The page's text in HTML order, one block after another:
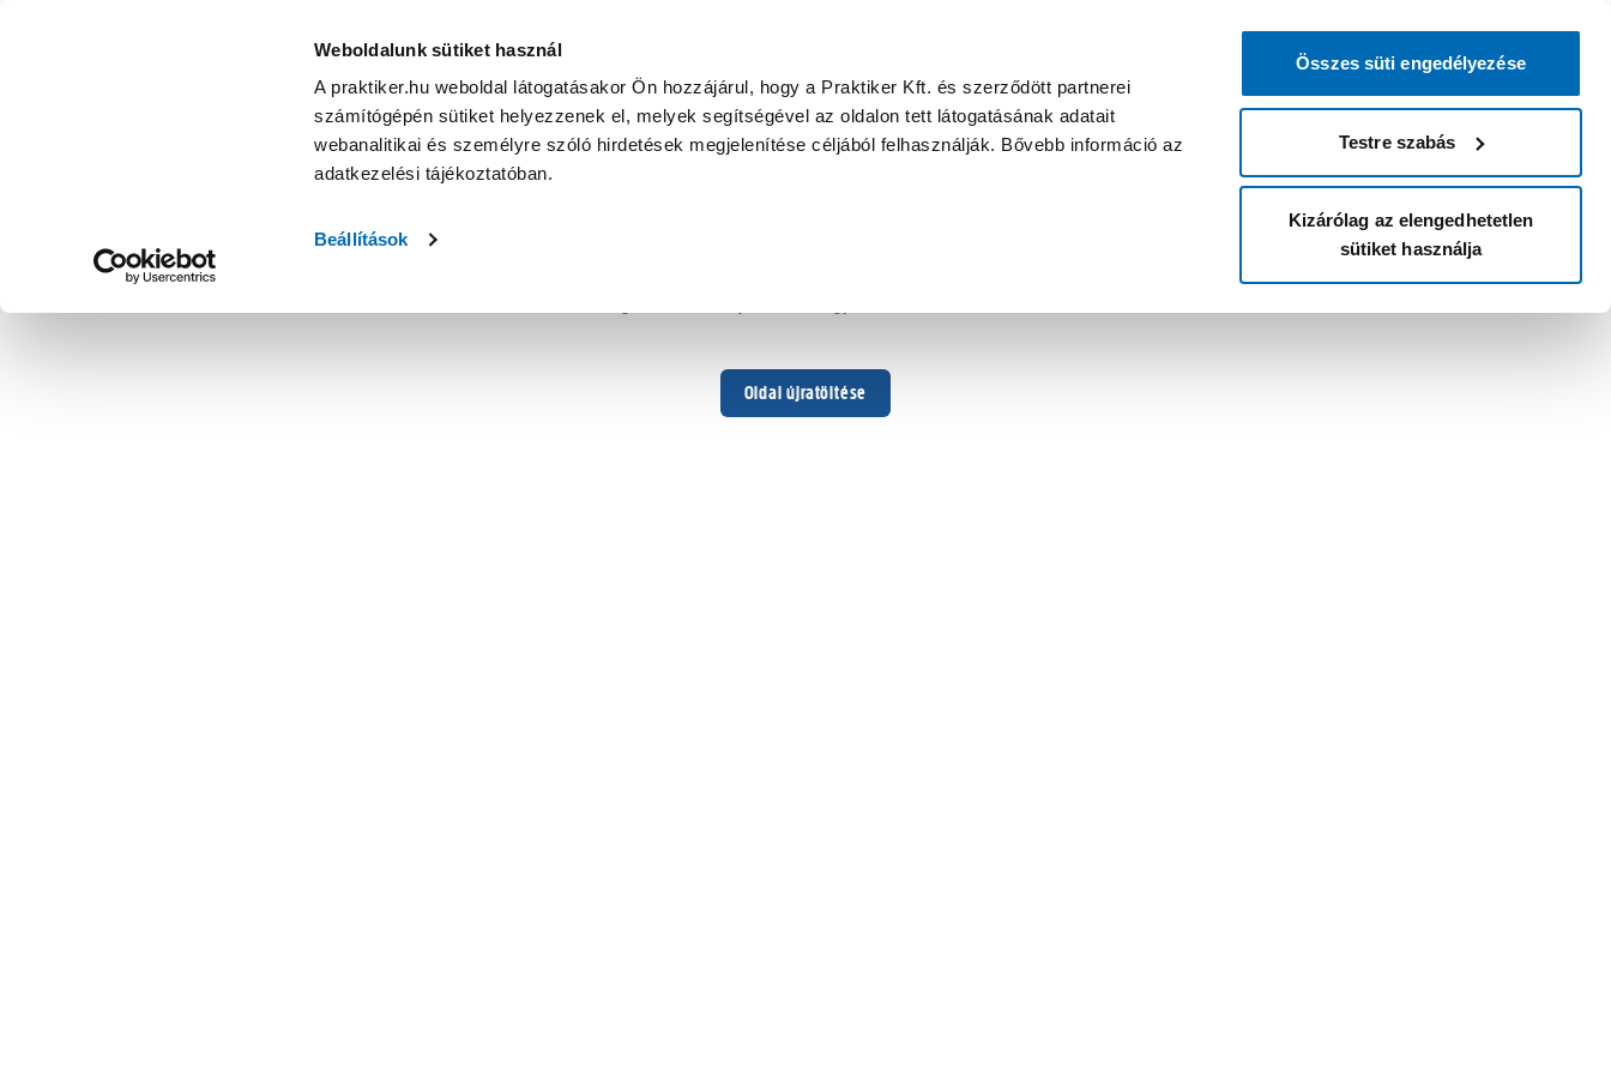
Weboldalunk sütiket használ
A praktiker.hu weboldal látogatásakor Ön hozzájárul, hogy a Praktiker Kft. és szerződött partnerei
számítógépén sütiket helyezzenek el, melyek segítségével az oldalon tett látogatásának adatait
webanalitikai és személyre szóló hirdetések megjelenítése céljából felhasználják. Bővebb információ az
adatkezelési tájékoztatóban.
Beállítások
Összes süti engedélyezése
Testre szabás
Kizárólag az elengedhetetlen
sütiket használja
Oldal újratöltése